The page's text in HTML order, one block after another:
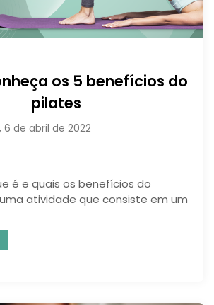
os 5 benefícios do
pilates
6 de abril de 2022
é e quais os benefícios do
atividade que consiste em um